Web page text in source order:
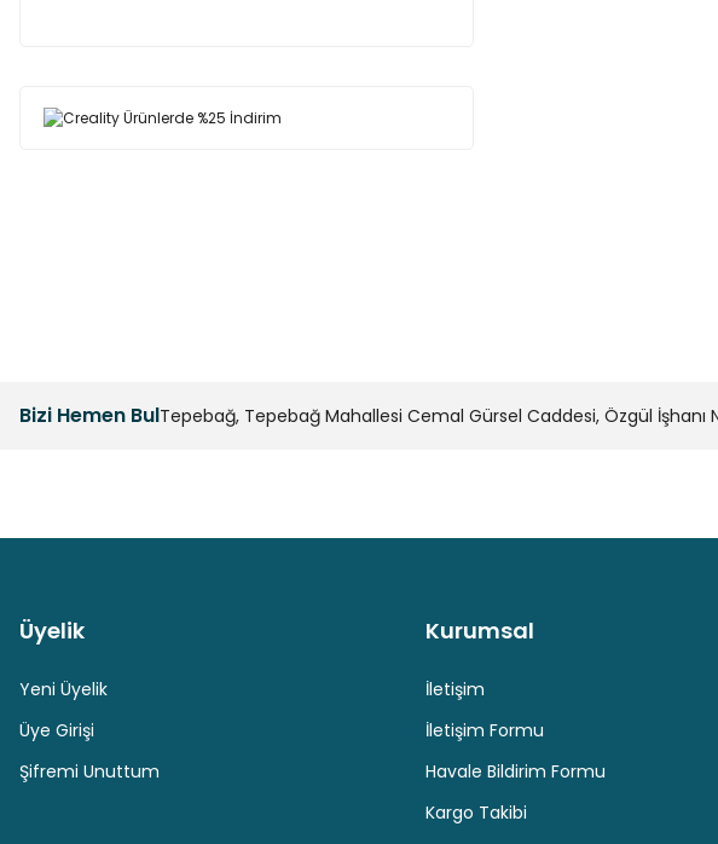
Bizi Hemen BulTepebağ, Tepebağ Mahallesi Cemal Gürsel Caddesi, Özgül İşhanı
Güvenli Ödeme
Üyelik
Yeni Üyelik
Üye Girişi
Şifremi Unuttum
Kurumsal
İletişim
İletişim Formu
Havale Bildirim Formu
Kargo Takibi